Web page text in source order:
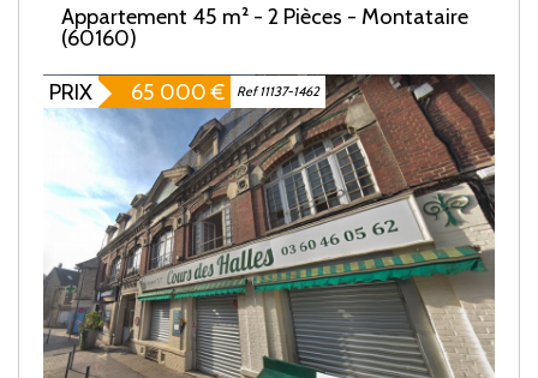
Appartement 45 m² - 2 Pièces - Montataire
(60160)
PRIX
65 000 € Ref 11137-1462